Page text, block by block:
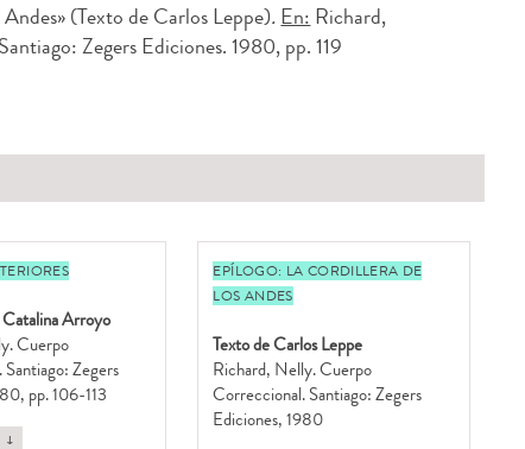
(Texto de Carlos Leppe).En: Richard,
Zegers Ediciones. 1980, pp. 119
Arroyo
Cuerpo
Zegers
pp. 106-113
↓
EPÍLOGO: LA CORDILLERA DE
LOS ANDES
Texto de Carlos Leppe
Richard, Nelly. Cuerpo
Correccional. Santiago: Zegers
Ediciones, 1980